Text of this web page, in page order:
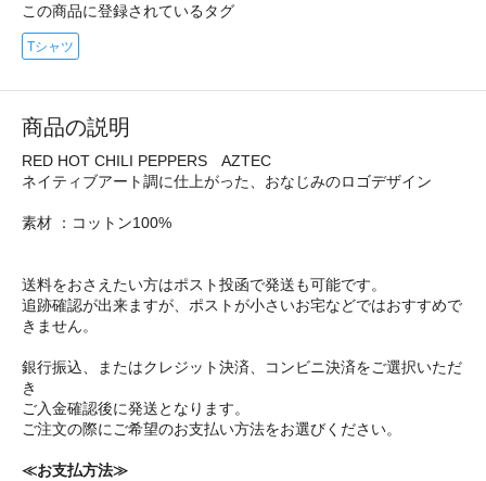
この商品に登録されているタグ
Tシャツ
商品の説明
RED HOT CHILI PEPPERS AZTEC
ネイティブアート調に仕上がった、おなじみのロゴデザイン
素材 ：コットン100%
送料をおさえたい方はポスト投函で発送も可能です。
追跡確認が出来ますが、ポストが小さいお宅などではおすすめで
きません。
銀行振込、またはクレジット決済、コンビニ決済をご選択いただ
き
ご入金確認後に発送となります。
ご注文の際にご希望のお支払い方法をお選びください。
≪お支払方法≫